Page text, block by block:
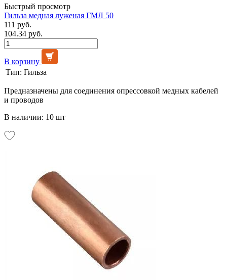
Быстрый просмотр
Гильза медная луженая ГМЛ 50
111 руб.
104.34 руб.
В корзину
Тип: Гильза
Предназначены для соединения опрессовкой медных кабелей
и проводов
В наличии: 10 шт